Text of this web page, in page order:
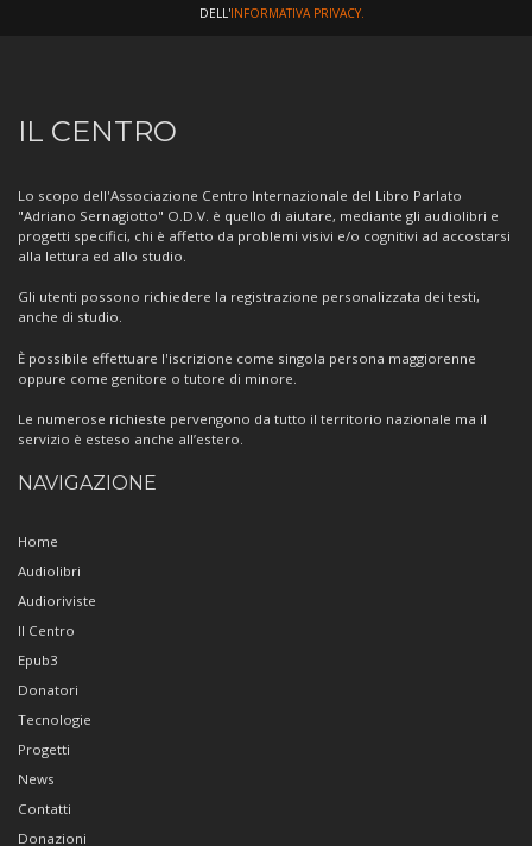
DELL'INFORMATIVA PRIVACY.
Informazioni
sul
Centro
IL CENTRO
Lo scopo dell'Associazione Centro Internazionale del Libro Parlato
"Adriano Sernagiotto" O.D.V. è quello di aiutare, mediante gli audiolibri e
progetti specifici, chi è affetto da problemi visivi e/o cognitivi ad accostarsi
alla lettura ed allo studio.
Gli utenti possono richiedere la registrazione personalizzata dei testi,
anche di studio.
È possibile effettuare l'iscrizione come singola persona maggiorenne
oppure come genitore o tutore di minore.
Le numerose richieste pervengono da tutto il territorio nazionale ma il
servizio è esteso anche all’estero.
NAVIGAZIONE
Home
Audiolibri
Audioriviste
Il Centro
Epub3
Donatori
Tecnologie
Progetti
News
Contatti
Donazioni